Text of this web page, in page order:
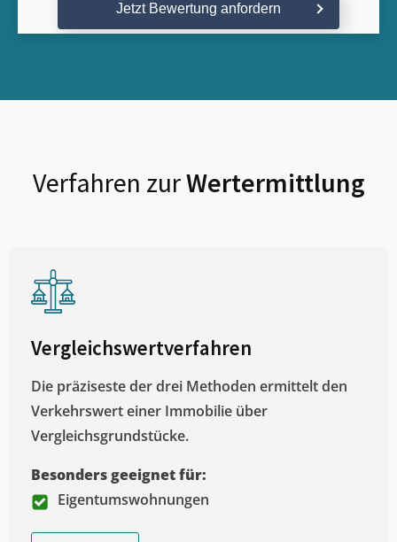
Jetzt Bewertung anfordern
Verfahren zurWertermittlung
Vergleichswertverfahren
Die präziseste der drei Methoden ermittelt den
Verkehrswert einer Immobilie über
Vergleichsgrundstücke.
Besonders geeignet für:
Eigentumswohnungen